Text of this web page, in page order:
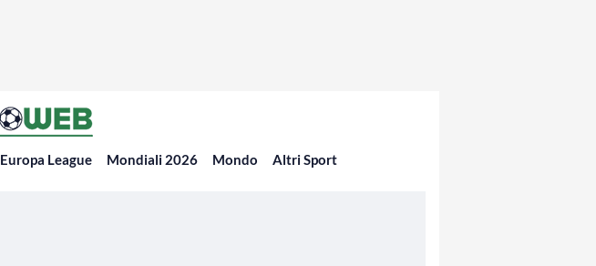
Europa League Mondiali 2026 Mondo Altri Sport